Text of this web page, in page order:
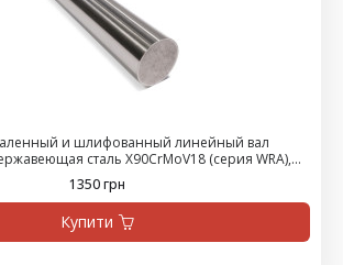
и шлифованный линейный вал
сталь X90CrMoV18 (серия WRA),
1350 грн
Купити